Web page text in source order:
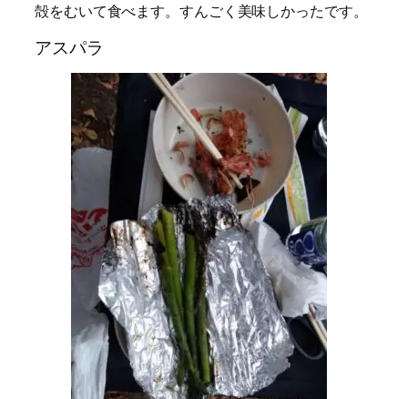
殻をむいて食べます。すんごく美味しかったです。
アスパラ